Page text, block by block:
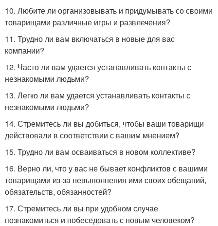
10. Любите ли организовывать и придумывать со своими
товарищами различные игры и развлечения?
11. Трудно ли вам включаться в новые для вас
компании?
12. Часто ли вам удается устанавливать контакты с
незнакомыми людьми?
13. Легко ли вам удается устанавливать контакты с
незнакомыми людьми?
14. Стремитесь ли вы добиться, чтобы ваши товарищи
действовали в соответствии с вашим мнением?
15. Трудно ли вам осваиваться в новом коллективе?
16. Верно ли, что у вас не бывает конфликтов с вашими
товарищами из-за невыполнения ими своих обещаний,
обязательств, обязанностей?
17. Стремитесь ли вы при удобном случае
познакомиться и побеседовать с новым человеком?